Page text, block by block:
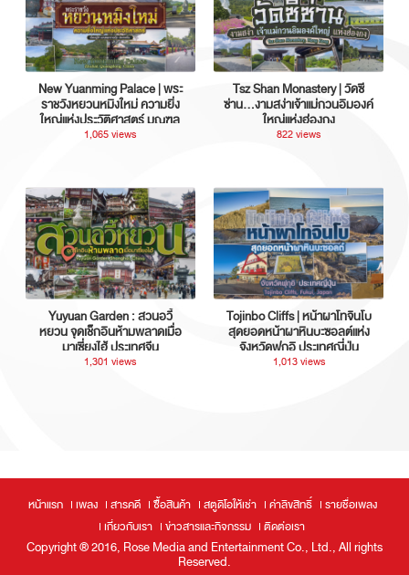
New Yuanming Palace | พระ
ราชวังหยวนหมิงใหม่ ความยิ่ง
ใหญ่แห่งประวัติศาสตร์ มณฑล
กวางตุ้ง ประเทศจีน
1,065 views
Tsz Shan Monastery | วัดซี
ซ่าน…งามสง่าเจ้าแม่กวนอิมองค์
ใหญ่แห่งฮ่องกง
822 views
Yuyuan Garden : สวนอวี้
หยวน จุดเช็กอินห้ามพลาดเมื่อ
มาเซี่ยงไฮ้ ประเทศจีน
1,301 views
Tojinbo Cliffs | หน้าผาโทจินโบ
สุดยอดหน้าผาหินบะซอลต์แห่ง
จังหวัดฟุกุอิ ประเทศญี่ปุ่น
1,013 views
หน้าแรก เพลง สารคดี ซื้อสินค้า สตูดิโอให้เช่า ค่าลิขสิทธิ์
รายชื่อเพลง
เกี่ยวกับเรา
ข่าวสารและกิจกรรม ติดต่อเรา
Copyright ® 2016, Rose Media and Entertainment Co., Ltd., All rights
Reserved.